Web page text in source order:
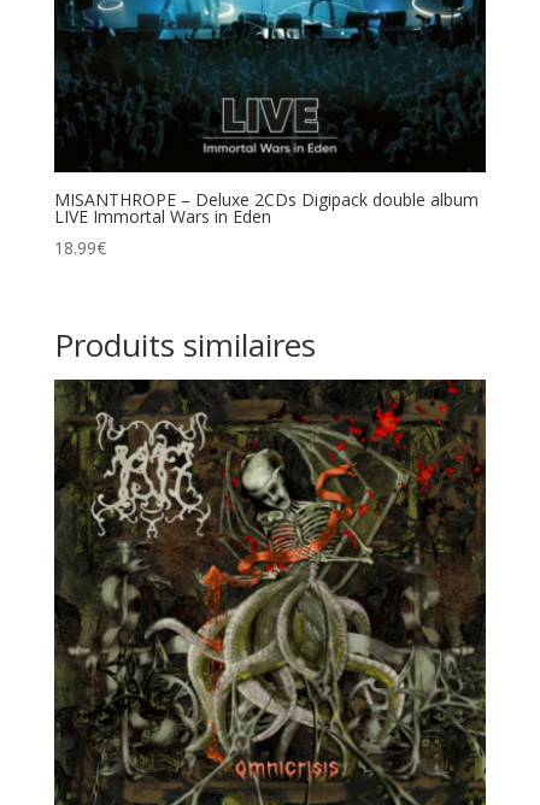
MISANTHROPE – Deluxe 2CDs Digipack double album
LIVE Immortal Wars in Eden
18.99€
Produits similaires